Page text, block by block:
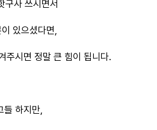
구사 쓰시면서
있으셨다면,
주시면 정말 큰 힘이 됩니다.
들 하지만,